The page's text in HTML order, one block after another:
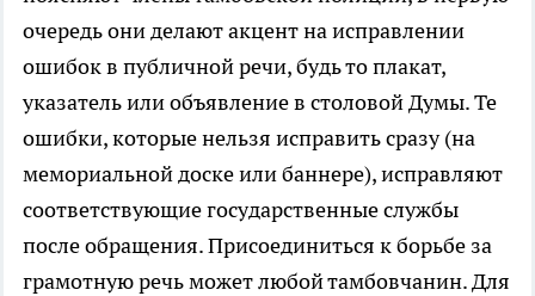
очередь они делают акцент на исправлении
ошибок в публичной речи, будь то плакат,
указатель или объявление в столовой Думы. Те
ошибки, которые нельзя исправить сразу (на
мемориальной доске или баннере), исправляют
соответствующие государственные службы
после обращения. Присоединиться к борьбе за
грамотную речь может любой тамбовчанин. Для